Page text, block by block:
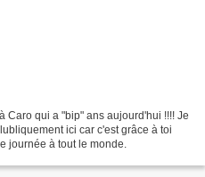
Caro qui a "bip" ans aujourd'hui !!!! Je
ici car c'est grâce à toi
journée à tout le monde.